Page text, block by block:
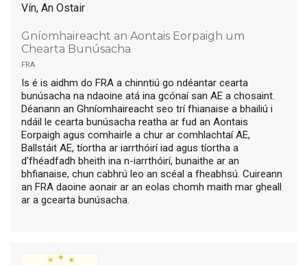
Vín, An Ostair
Gníomhaireacht an Aontais Eorpaigh um
Chearta Bunúsacha
fra
Is é is aidhm do FRA a chinntiú go ndéantar cearta
bunúsacha na ndaoine atá ina gcónaí san AE a chosaint.
Déanann an Ghníomhaireacht seo trí fhianaise a bhailiú i
ndáil le cearta bunúsacha reatha ar fud an Aontais
Eorpaigh agus comhairle a chur ar comhlachtaí AE,
Ballstáit AE, tíortha ar iarrthóirí iad agus tíortha a
d'fhéadfadh bheith ina n-iarrthóirí, bunaithe ar an
bhfianaise, chun cabhrú leo an scéal a fheabhsú. Cuireann
an FRA daoine aonair ar an eolas chomh maith mar gheall
ar a gcearta bunúsacha.